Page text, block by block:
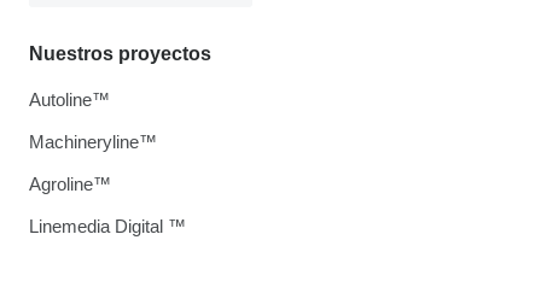
Nuestros proyectos
Autoline™
Machineryline™
Agroline™
Linemedia Digital ™